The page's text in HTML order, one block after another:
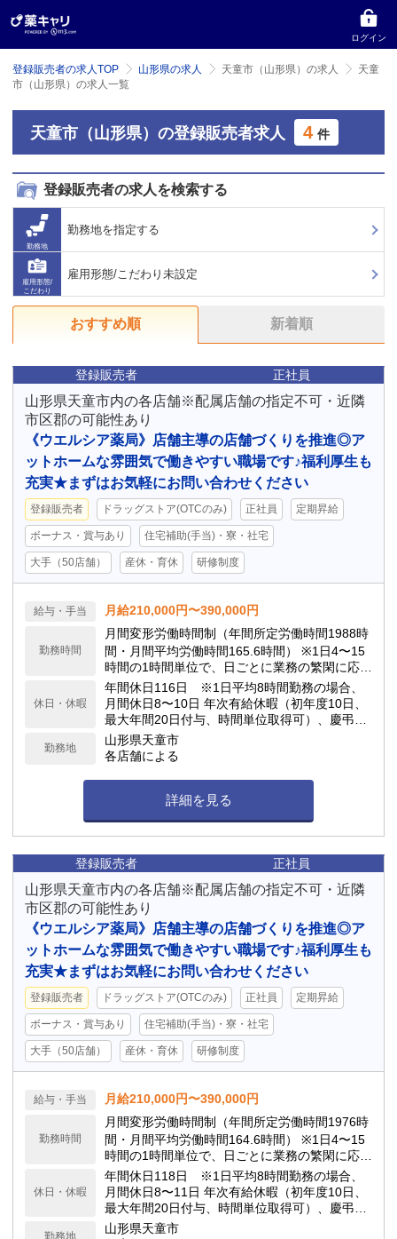
ログイン
登録販売者の求人TOP 山形県の求人 天童市（山形県）の求人
天童
市（山形県）の求人一覧
天童市（山形県）の登録販売者求人 4 件
登録販売者の求人を検索する
勤務地
勤務地を指定する
雇用形態/
こだわり
雇用形態/こだわり未設定
おすすめ順 新着順
登録販売者 正社員
山形県天童市内の各店舗※配属店舗の指定不可・近隣
市区郡の可能性あり
《ウエルシア薬局》店舗主導の店舗づくりを推進◎ア
ットホームな雰囲気で働きやすい職場です♪福利厚生も
充実★まずはお気軽にお問い合わせください
登録販売者 ドラッグストア(OTCのみ) 正社員 定期昇給
ボーナス・賞与あり 住宅補助(手当)・寮・社宅
大手（50店舗） 産休・育休 研修制度
給与・手当 月給210,000円〜390,000円
勤務時間
月間変形労働時間制（年間所定労働時間1988時
間・月間平均労働時間165.6時間） ※1日4〜15
時間の1時間単位で、日ごとに業務の繁閑に応じ
て勤務時間を設定します。
休日・休暇
年間休日116日 ※1日平均8時間勤務の場合、
月間休日8〜10日 年次有給休暇（初年度10日、
最大年間20日付与、時間単位取得可）、慶弔休
暇、子の看護休暇、介護休暇 他
勤務地
山形県天童市
各店舗による
詳細を見る
登録販売者 正社員
山形県天童市内の各店舗※配属店舗の指定不可・近隣
市区郡の可能性あり
《ウエルシア薬局》店舗主導の店舗づくりを推進◎ア
ットホームな雰囲気で働きやすい職場です♪福利厚生も
充実★まずはお気軽にお問い合わせください
登録販売者 ドラッグストア(OTCのみ) 正社員 定期昇給
ボーナス・賞与あり 住宅補助(手当)・寮・社宅
大手（50店舗） 産休・育休 研修制度
給与・手当 月給210,000円〜390,000円
勤務時間
月間変形労働時間制（年間所定労働時間1976時
間・月間平均労働時間164.6時間） ※1日4〜15
時間の1時間単位で、日ごとに業務の繁閑に応じ
て勤務時間を設定します。
休日・休暇
年間休日118日 ※1日平均8時間勤務の場合、
月間休日8〜11日 年次有給休暇（初年度10日、
最大年間20日付与、時間単位取得可）、慶弔休
暇、子の看護休暇、介護休暇 他
勤務地
山形県天童市